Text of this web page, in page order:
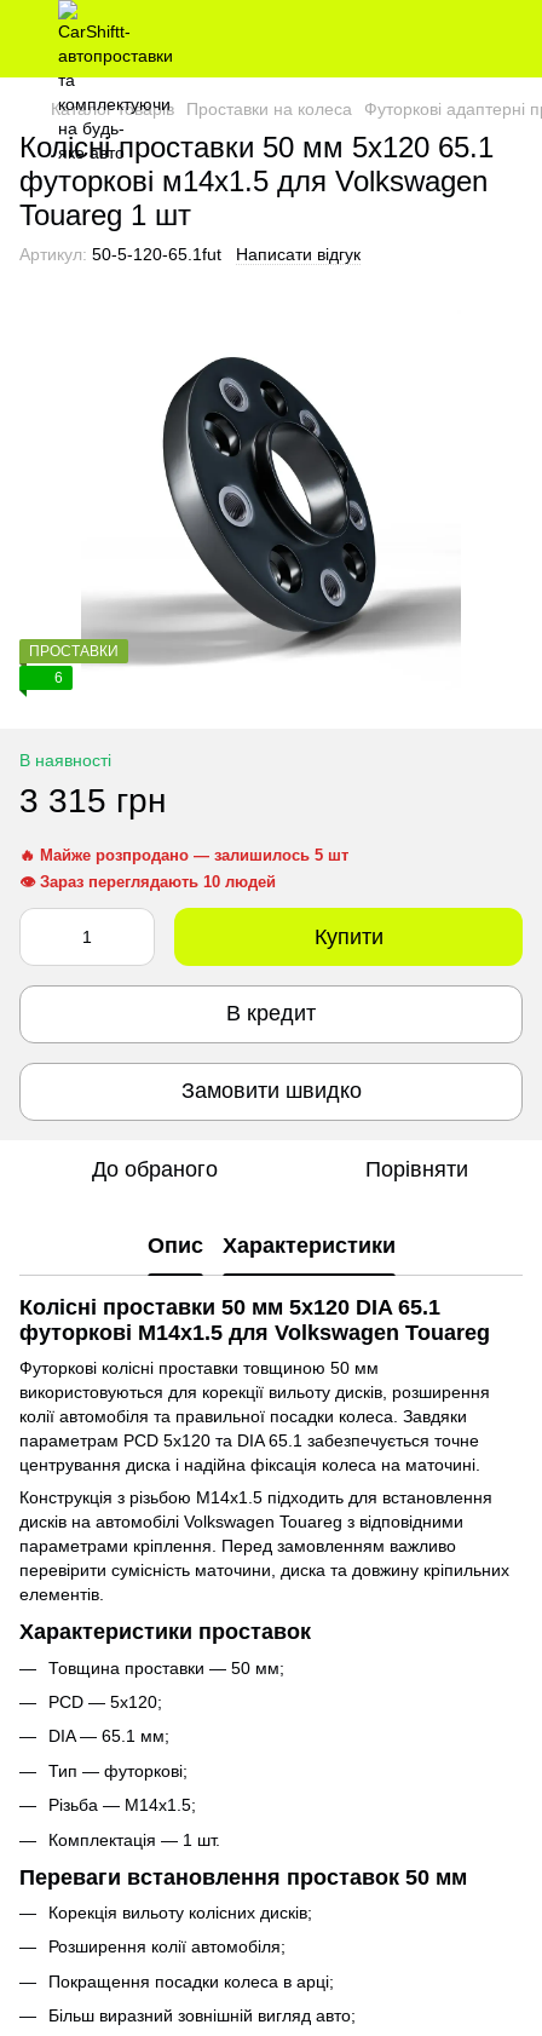
Каталог товарів Проставки на колеса Футоркові адаптерні
Колісні проставки 50 мм 5х120 65.1
футоркові м14х1.5 для Volkswagen
Touareg 1 шт
Артикул: 50-5-120-65.1fut Написати відгук
ПРОСТАВКИ
6
В наявності
3 315 грн
🔥 Майже розпродано — залишилось 5 шт
👁 Зараз переглядають 10 людей
Купити
В кредит
Замовити швидко
До обраного Порівняти
Опис Характеристики
Колісні проставки 50 мм 5x120 DIA 65.1
футоркові M14x1.5 для Volkswagen Touareg
Футоркові колісні проставки товщиною 50 мм
використовуються для корекції вильоту дисків, розширення
колії автомобіля та правильної посадки колеса. Завдяки
параметрам PCD 5x120 та DIA 65.1 забезпечується точне
центрування диска і надійна фіксація колеса на маточині.
Конструкція з різьбою M14x1.5 підходить для встановлення
дисків на автомобілі Volkswagen Touareg з відповідними
параметрами кріплення. Перед замовленням важливо
перевірити сумісність маточини, диска та довжину кріпильних
елементів.
Характеристики проставок
Товщина проставки — 50 мм;
PCD — 5x120;
DIA — 65.1 мм;
Тип — футоркові;
Різьба — M14x1.5;
Комплектація — 1 шт.
Переваги встановлення проставок 50 мм
Корекція вильоту колісних дисків;
Розширення колії автомобіля;
Покращення посадки колеса в арці;
Більш виразний зовнішній вигляд авто;